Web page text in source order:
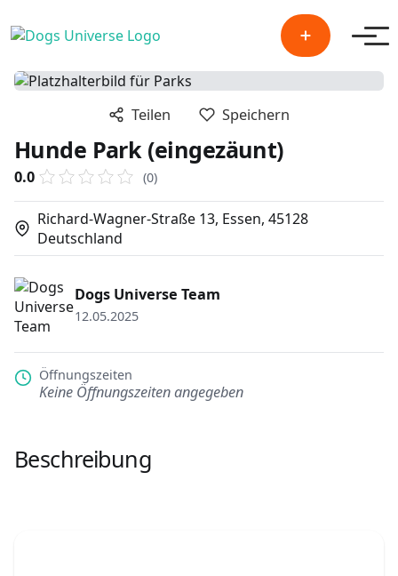
Teilen Speichern
Hunde Park (eingezäunt)
0.0 (0)
Richard-Wagner-Straße 13, Essen, 45128
Deutschland
Dogs Universe Team
12.05.2025
Öffnungszeiten
Keine Öffnungszeiten angegeben
Beschreibung